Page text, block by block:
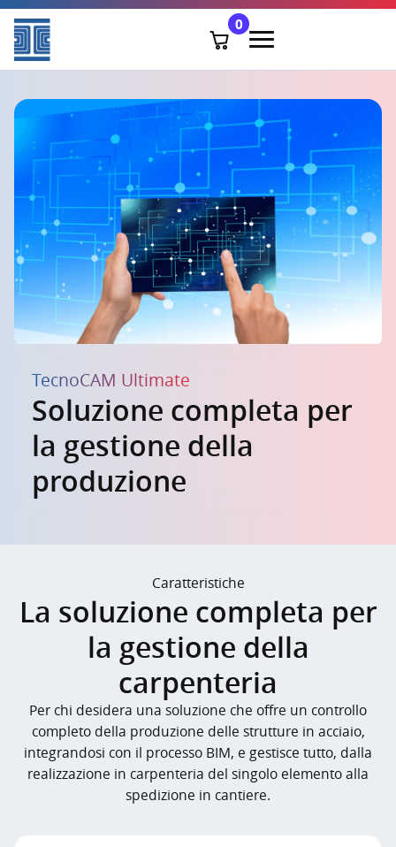
0
TecnoCAM Ultimate
Soluzione completa per
la gestione della
produzione
Caratteristiche
La soluzione completa per
la gestione della
carpenteria
Per chi desidera una soluzione che offre un controllo
completo della produzione delle strutture in acciaio,
integrandosi con il processo BIM, e gestisce tutto, dalla
realizzazione in carpenteria del singolo elemento alla
spedizione in cantiere.